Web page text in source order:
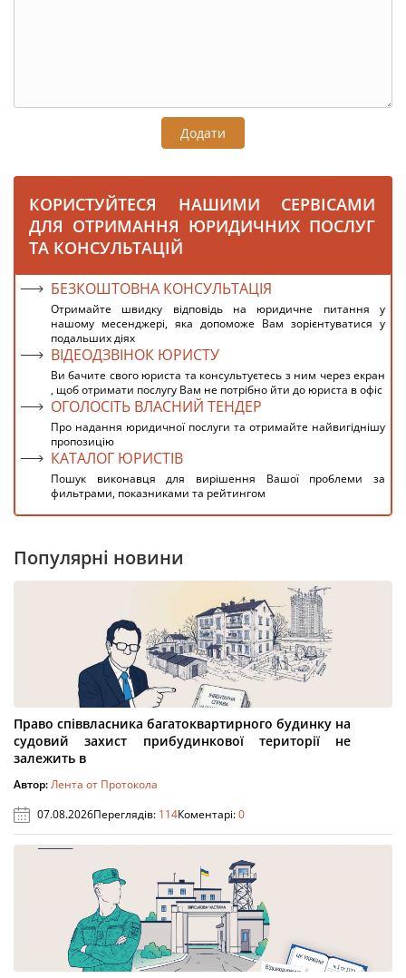
Додати
КОРИСТУЙТЕСЯ НАШИМИ СЕРВІСАМИ
ДЛЯ ОТРИМАННЯ ЮРИДИЧНИХ ПОСЛУГ
ТА КОНСУЛЬТАЦІЙ
БЕЗКОШТОВНА КОНСУЛЬТАЦІЯ
Отримайте швидку відповідь на юридичне питання у
нашому месенджері, яка допоможе Вам зорієнтуватися у
подальших діях
ВІДЕОДЗВІНОК ЮРИСТУ
Ви бачите свого юриста та консультуєтесь з ним через екран
, щоб отримати послугу Вам не потрібно йти до юриста в офіс
ОГОЛОСІТЬ ВЛАСНИЙ ТЕНДЕР
Про надання юридичної послуги та отримайте найвигіднішу
пропозицію
КАТАЛОГ ЮРИСТІВ
Пошук виконавця для вирішення Вашої проблеми за
фильтрами, показниками та рейтингом
Популярні новини
Право співвласника багатоквартирного будинку на
судовий захист прибудинкової території не
залежить в
Автор:Лента от Протокола
07.08.2026Переглядів: 114Коментарі:0